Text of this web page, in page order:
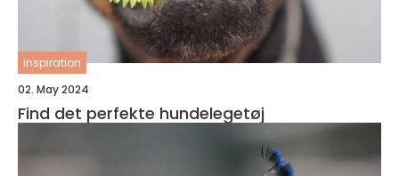
inspiration
02. May 2024
Find det perfekte hundelegetøj